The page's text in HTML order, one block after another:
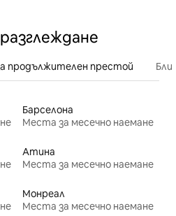
продължителен престой
Барселона
Места за месечно наемане
Атина
Места за месечно наемане
Монреал
Места за месечно наемане